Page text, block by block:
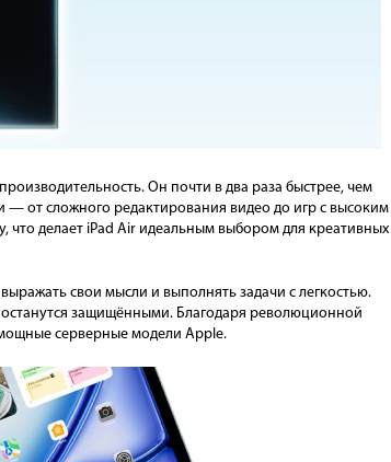
Он почти в два раза быстрее, чем
— от сложного редактирования видео до игр с высоким
что делает iPad Air идеальным выбором для креативных
свои мысли и выполнять задачи с легкостью.
защищёнными. Благодаря революционной
серверные модели Apple.